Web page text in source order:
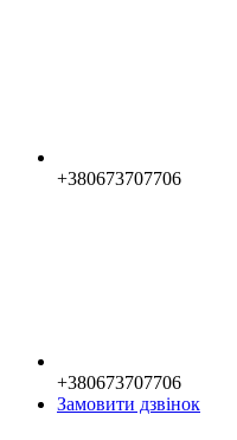
+380673707706
+380673707706
Замовити дзвінок